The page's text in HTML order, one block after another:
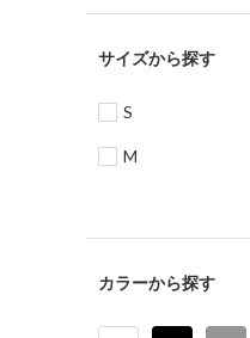
サイズ
S
M
カラー